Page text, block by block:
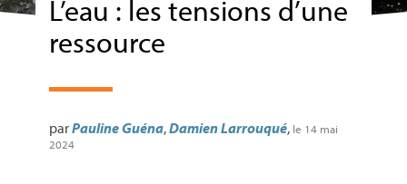
L’eau : les tensions d’une
ressource
parPauline Guéna,Damien Larrouqué, le 14 mai
2024